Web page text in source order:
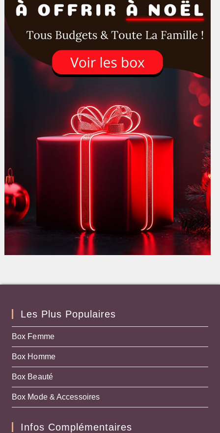
Les Plus Populaires
Box Femme
Box Homme
Box Beauté
Box Mode & Accessoires
Infos Complémentaires